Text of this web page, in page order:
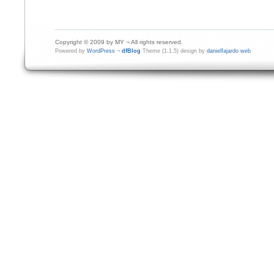
Copyright © 2009 by MY ¬ All rights reserved.
Powered by WordPress ¬ dfBlog Theme (1.1.5) design by danielfajardo web